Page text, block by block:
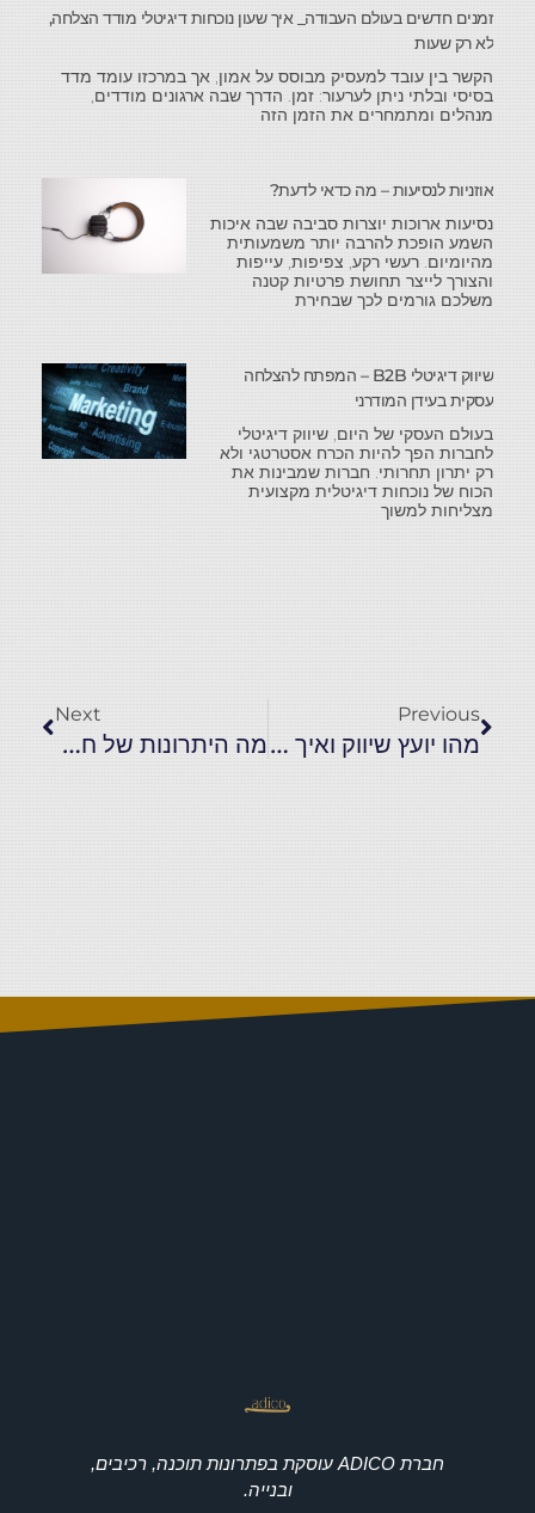
זמנים חדשים בעולם העבודה_ איך שעון נוכחות דיגיטלי מודד הצלחה,
לא רק שעות
הקשר בין עובד למעסיק מבוסס על אמון, אך במרכזו עומד מדד
בסיסי ובלתי ניתן לערעור: זמן. הדרך שבה ארגונים מודדים,
מנהלים ומתמחרים את הזמן הזה
אוזניות לנסיעות – מה כדאי לדעת?
נסיעות ארוכות יוצרות סביבה שבה איכות
השמע הופכת להרבה יותר משמעותית
מהיומיום. רעשי רקע, צפיפות, עייפות
והצורך לייצר תחושת פרטיות קטנה
משלכם גורמים לכך שבחירת
שיווק דיגיטלי B2B – המפתח להצלחה
עסקית בעידן המודרני
בעולם העסקי של היום, שיווק דיגיטלי
לחברות הפך להיות הכרח אסטרטגי ולא
רק יתרון תחרותי. חברות שמבינות את
הכוח של נוכחות דיגיטלית מקצועית
מצליחות למשוך
Previous
מהו יועץ שיווק ואיך זה באמת עובד?
Next
מה היתרונות של חברה לפיתוח תוכנה?
חברת ADICO עוסקת בפתרונות תוכנה, רכיבים,
ובנייה.